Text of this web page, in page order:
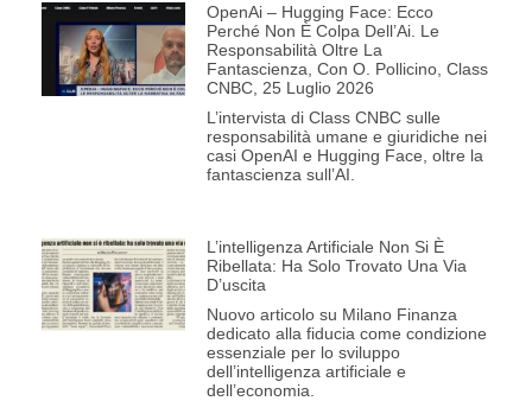
OpenAi – Hugging Face: Ecco
Perché Non È Colpa Dell’Ai. Le
Responsabilità Oltre La
Fantascienza, Con O. Pollicino, Class
CNBC, 25 Luglio 2026
L’intervista di Class CNBC sulle
responsabilità umane e giuridiche nei
casi OpenAI e Hugging Face, oltre la
fantascienza sull’AI.
L’intelligenza Artificiale Non Si È
Ribellata: Ha Solo Trovato Una Via
D’uscita
Nuovo articolo su Milano Finanza
dedicato alla fiducia come condizione
essenziale per lo sviluppo
dell’intelligenza artificiale e
dell’economia.